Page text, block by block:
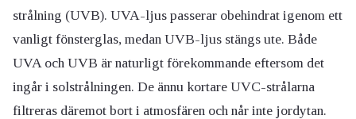
strålning (UVB). UVA-ljus passerar obehindrat igenom ett
vanligt fönsterglas, medan UVB-ljus stängs ute. Både
UVA och UVB är naturligt förekommande eftersom det
ingår i solstrålningen. De ännu kortare UVC-strålarna
filtreras däremot bort i atmosfären och når inte jordytan.